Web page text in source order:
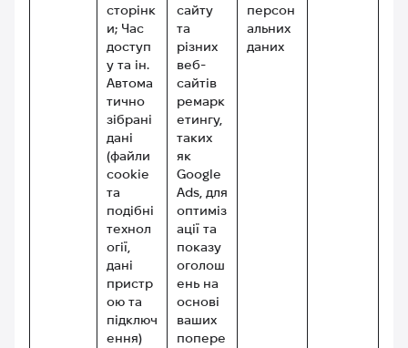
сторінк
и; Час
доступ
у та ін.
Автома
тично
зібрані
дані
(файли
cookie
та
подібні
технол
огії,
дані
пристр
ою та
підключ
ення)
сайту
та
різних
веб-
сайтів
ремарк
етингу,
таких
як
Google
Ads, для
оптиміз
ації та
показу
оголош
ень на
основі
ваших
попере
персон
альних
даних